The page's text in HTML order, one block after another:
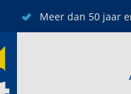
Meer dan 50 jaar